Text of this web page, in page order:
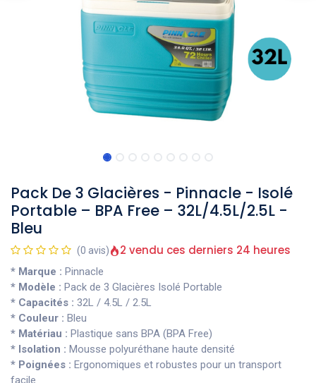
Pack De 3 Glacières - Pinnacle - Isolé
Portable – BPA Free – 32L/4.5L/2.5L -
Bleu
(0 avis) 2 vendu ces derniers 24 heures
* Marque : Pinnacle
* Modèle : Pack de 3 Glacières Isolé Portable
* Capacités : 32L / 4.5L / 2.5L
* Couleur : Bleu
* Matériau : Plastique sans BPA (BPA Free)
* Isolation : Mousse polyuréthane haute densité
* Poignées : Ergonomiques et robustes pour un transport
facile